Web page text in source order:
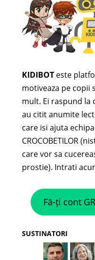
KIDIBOTeste
motiveaza pe copii
mult. Ei raspund la
au citit anumite
care isi ajuta
CROCOBETILOR
care vor sa
prostie). Intrati
Fă-ți cont
SUSTINATORI